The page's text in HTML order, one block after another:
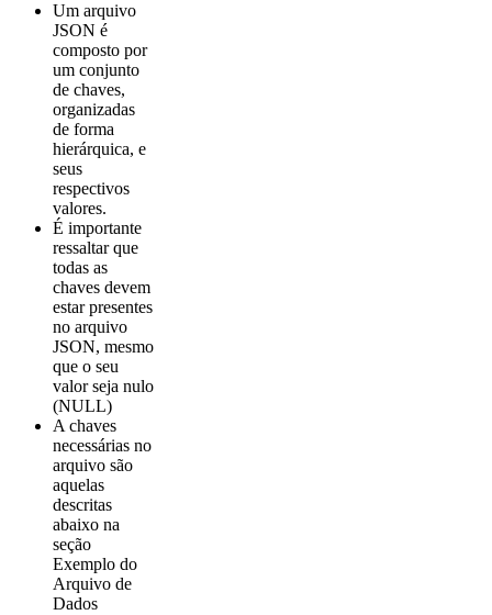
Um arquivo
JSON é
composto por
um conjunto
de chaves,
organizadas
de forma
hierárquica, e
seus
respectivos
valores.
É importante
ressaltar que
todas as
chaves devem
estar presentes
no arquivo
JSON, mesmo
que o seu
valor seja nulo
(NULL)
A chaves
necessárias no
arquivo são
aquelas
descritas
abaixo na
seção
Exemplo do
Arquivo de
Dados